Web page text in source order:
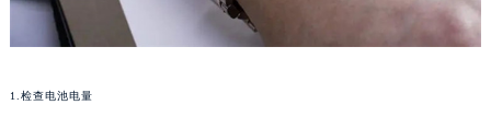
1.检查电池电量